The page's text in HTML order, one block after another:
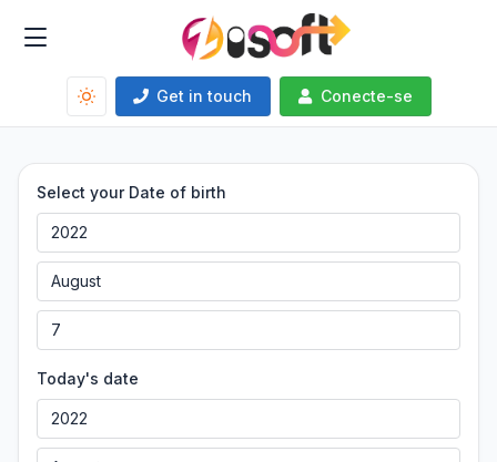
Get in touch Conecte-se
Select your Date of birth
Today's date